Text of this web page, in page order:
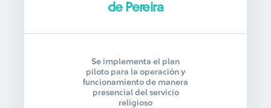
de Pereira
Se implementa el plan
piloto para la operación y
funcionamiento de manera
presencial del servicio
religioso